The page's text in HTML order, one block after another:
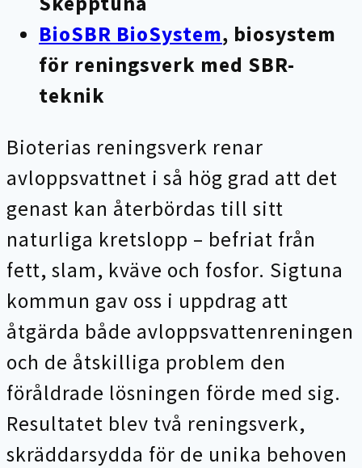
BioSBR BioSystem, biosystem
för reningsverk med SBR-
teknik
Bioterias reningsverk renar
avloppsvattnet i så hög grad att det
genast kan återbördas till sitt
naturliga kretslopp – befriat från
fett, slam, kväve och fosfor. Sigtuna
kommun gav oss i uppdrag att
åtgärda både avloppsvattenreningen
och de åtskilliga problem den
föråldrade lösningen förde med sig.
Resultatet blev två reningsverk,
skräddarsydda för de unika behoven